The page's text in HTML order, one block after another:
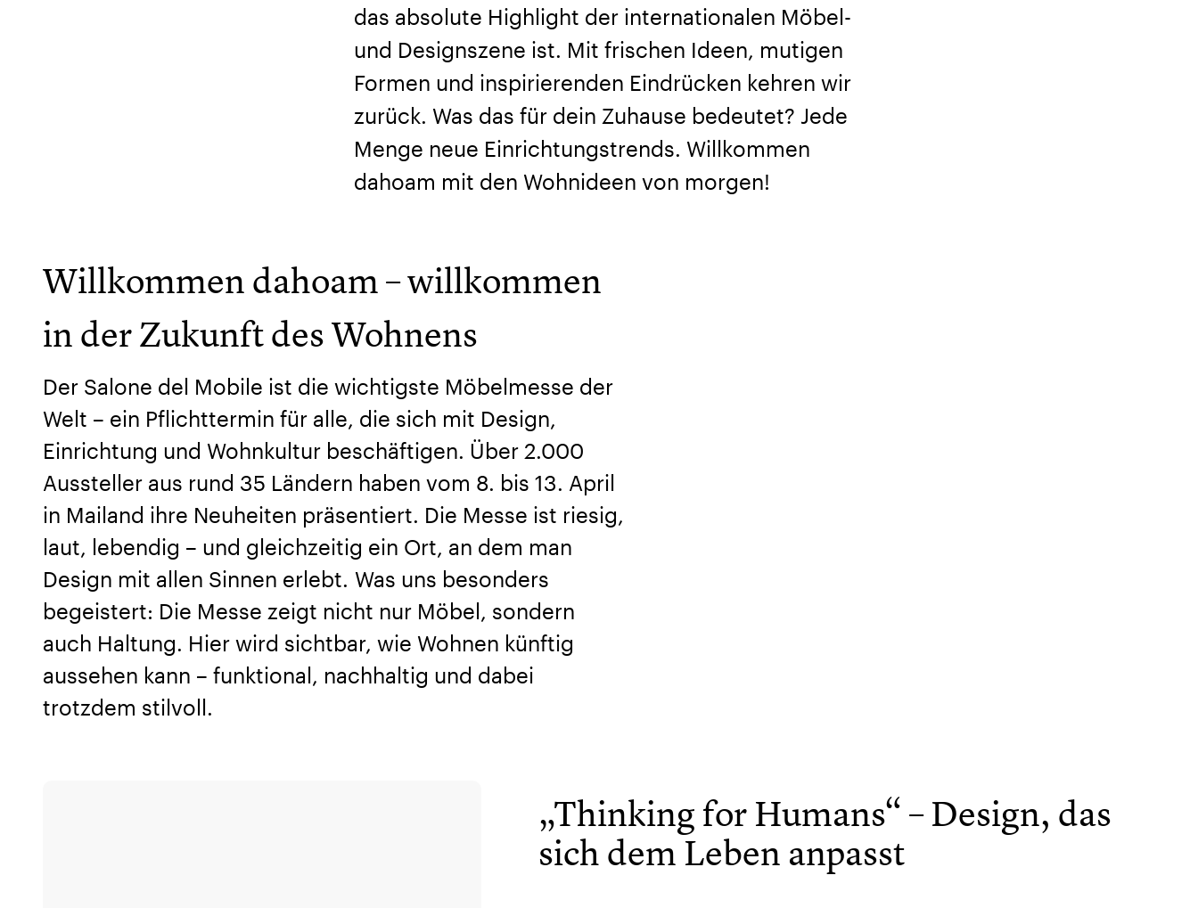
das absolute Highlight der internationalen Möbel-
und Designszene ist. Mit frischen Ideen, mutigen
Formen und inspirierenden Eindrücken kehren wir
zurück. Was das für dein Zuhause bedeutet? Jede
Menge neue Einrichtungstrends. Willkommen
dahoam mit den Wohnideen von morgen!
Willkommen dahoam – willkommen
in der Zukunft des Wohnens
Der Salone del Mobile ist die wichtigste Möbelmesse der
Welt – ein Pflichttermin für alle, die sich mit Design,
Einrichtung und Wohnkultur beschäftigen. Über 2.000
Aussteller aus rund 35 Ländern haben vom 8. bis 13. April
in Mailand ihre Neuheiten präsentiert. Die Messe ist riesig,
laut, lebendig – und gleichzeitig ein Ort, an dem man
Design mit allen Sinnen erlebt. Was uns besonders
begeistert: Die Messe zeigt nicht nur Möbel, sondern
auch Haltung. Hier wird sichtbar, wie Wohnen künftig
aussehen kann – funktional, nachhaltig und dabei
trotzdem stilvoll.
„Thinking for Humans“ – Design, das
sich dem Leben anpasst